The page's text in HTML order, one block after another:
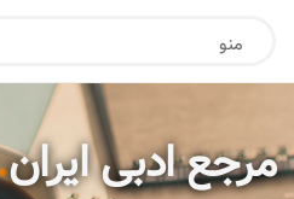
منو
مرجع ادبی ایران